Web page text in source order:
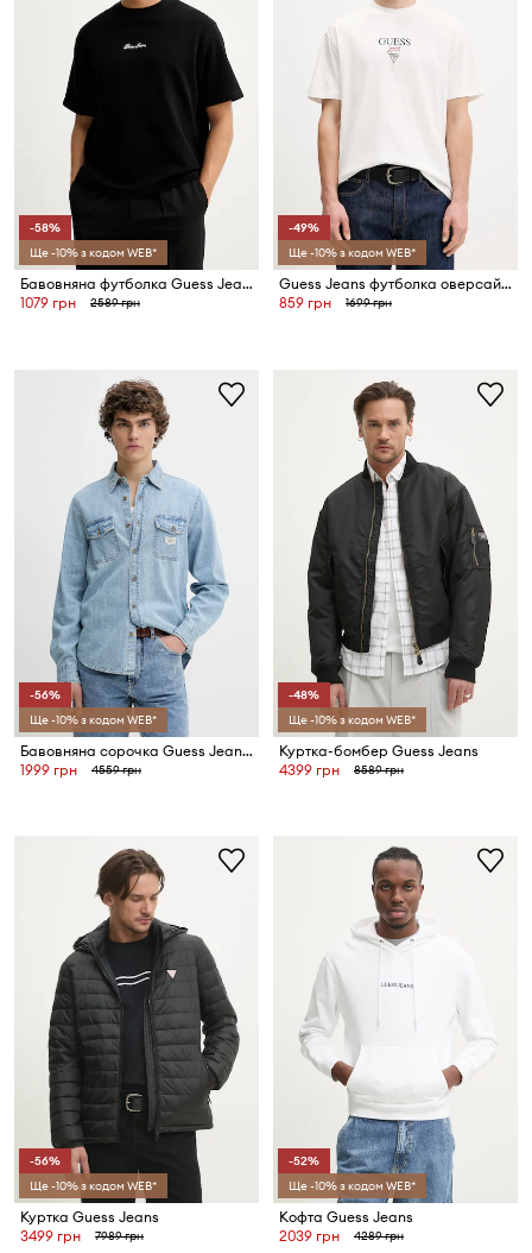
-58%
Ще -10% з кодом WEB*
Бавовняна футболка Guess Jeans
1079 грн
2589 грн
-49%
Ще -10% з кодом WEB*
Guess Jeans футболка оверсайз чоловіча бавовняна
859 грн
1699 грн
-56%
Ще -10% з кодом WEB*
Бавовняна сорочка Guess Jeans
1999 грн
4559 грн
-48%
Ще -10% з кодом WEB*
Куртка-бомбер Guess Jeans
4399 грн
8589 грн
-56%
Ще -10% з кодом WEB*
Куртка Guess Jeans
3499 грн
7989 грн
-52%
Ще -10% з кодом WEB*
Кофта Guess Jeans
2039 грн
4289 грн